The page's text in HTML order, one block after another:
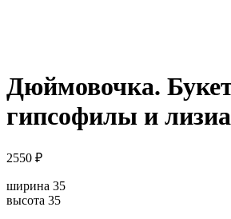
Дюймовочка.
гипсофилы и
2550 ₽
ширина 35
высота 35